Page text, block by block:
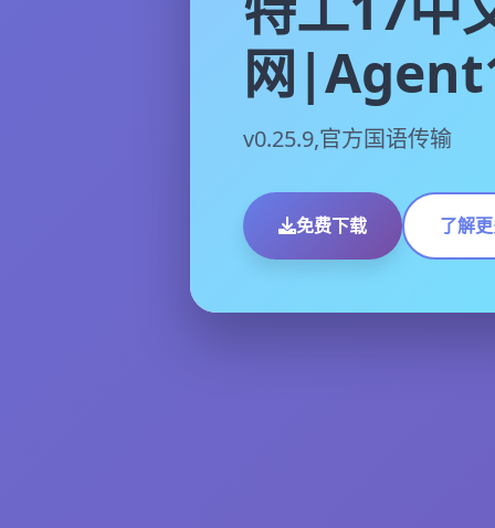
网
v0.25.9,官方国语传输
免费下载 了解